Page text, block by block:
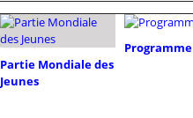
Partie Mondiale des
Jeunes